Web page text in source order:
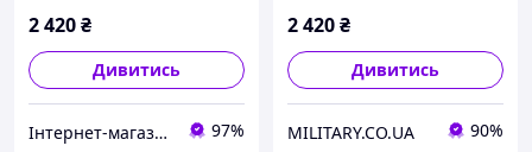
2 420₴
Дивитись
Інтернет-магазин КУБОМЕТР 97%
2 420₴
Дивитись
MILITARY.CO.UA 90%